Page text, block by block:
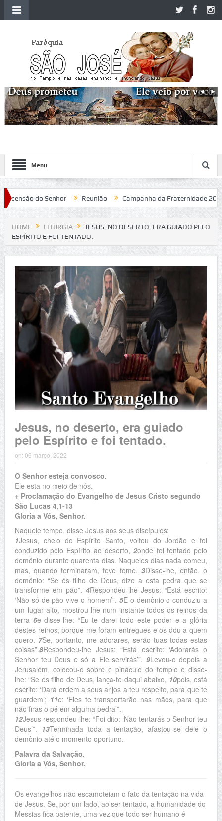
Menu
do Senhor Reunião Campanha da Fraternidade 2020
HOME LITURGIA
JESUS, NO DESERTO, ERA GUIADO PELO
ESPÍRITO E FOI TENTADO.
Jesus, no deserto, era guiado
pelo Espírito e foi tentado.
on: 06 março, 2022
O Senhor esteja convosco.
Ele esta no meio de nós.
+ Proclamação do Evangelho de Jesus Cristo segundo
São Lucas 4,1-13
Gloria a Vós, Senhor.
Naquele tempo, disse Jesus aos seus discípulos:
1Jesus, cheio do Espírito Santo, voltou do Jordão e foi
conduzido pelo Espírito ao deserto, 2onde foi tentado pelo
demônio durante quarenta dias. Naqueles dias nada comeu,
mas, quando terminaram, teve fome. 3Disse-lhe, então, o
demônio: “Se és filho de Deus, dize a esta pedra que se
transforme em pão”. 4Respondeu-lhe Jesus: “Está escrito:
‘Não só de pão vive o homem’”. 5E o demônio o conduziu a
um lugar alto, mostrou-lhe num instante todos os reinos da
terra 6e disse-lhe: “Eu te darei todo este poder e a glória
destes reinos, porque me foram entregues e os dou a quem
quero. 7Se, portanto, me adorares, serão tuas todas estas
coisas”.8Respondeu-lhe Jesus: “Está escrito: ‘Adorarás o
Senhor teu Deus e só a Ele servirás’”. 9Levou-o depois a
Jerusalém, colocou-o sobre o pináculo do templo e disse-
lhe: “Se és filho de Deus, lança-te daqui abaixo, 10pois, está
escrito: ‘Dará ordem a seus anjos a teu respeito, para que te
guardem’; 11e: ‘Eles te transportarão nas mãos, para que
não firas o pé em alguma pedra’”.
12Jesus respondeu-lhe: “Foi dito: ‘Não tentarás o Senhor teu
Deus’”. 13Terminada toda a tentação, afastou-se dele o
demônio até o momento oportuno.
Palavra da Salvação.
Gloria a Vós, Senhor.
Os evangelhos não escamoteiam o fato da tentação na vida
de Jesus. Se, por um lado, ao ser tentado, a humanidade do
Messias fica patente, uma vez que todo ser humano é